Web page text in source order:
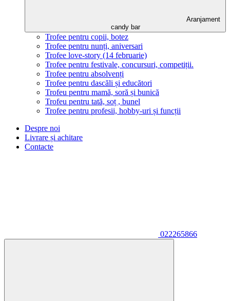
Aranjament
candy bar
Trofee pentru copii, botez
Trofee pentru nunți, aniversari
Trofee love-story (14 februarie)
Trofee pentru festivale, concursuri, competiții.
Trofee pentru absolvenți
Trofee pentru dascăli și educători
Trofeu pentru mamă, soră și bunică
Trofeu pentru tată, soț , bunel
Trofee pentru profesii, hobby-uri și funcții
Despre noi
Livrare și achitare
Contacte
022265866